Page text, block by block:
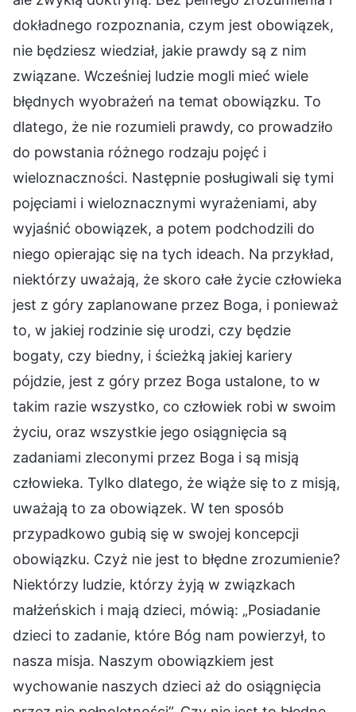
dokładnego rozpoznania, czym jest obowiązek,
nie będziesz wiedział, jakie prawdy są z nim
związane. Wcześniej ludzie mogli mieć wiele
błędnych wyobrażeń na temat obowiązku. To
dlatego, że nie rozumieli prawdy, co prowadziło
do powstania różnego rodzaju pojęć i
wieloznaczności. Następnie posługiwali się tymi
pojęciami i wieloznacznymi wyrażeniami, aby
wyjaśnić obowiązek, a potem podchodzili do
niego opierając się na tych ideach. Na przykład,
niektórzy uważają, że skoro całe życie człowieka
jest z góry zaplanowane przez Boga, i ponieważ
to, w jakiej rodzinie się urodzi, czy będzie
bogaty, czy biedny, i ścieżką jakiej kariery
pójdzie, jest z góry przez Boga ustalone, to w
takim razie wszystko, co człowiek robi w swoim
życiu, oraz wszystkie jego osiągnięcia są
zadaniami zleconymi przez Boga i są misją
człowieka. Tylko dlatego, że wiąże się to z misją,
uważają to za obowiązek. W ten sposób
przypadkowo gubią się w swojej koncepcji
obowiązku. Czyż nie jest to błędne zrozumienie?
Niektórzy ludzie, którzy żyją w związkach
małżeńskich i mają dzieci, mówią: „Posiadanie
dzieci to zadanie, które Bóg nam powierzył, to
nasza misja. Naszym obowiązkiem jest
wychowanie naszych dzieci aż do osiągnięcia